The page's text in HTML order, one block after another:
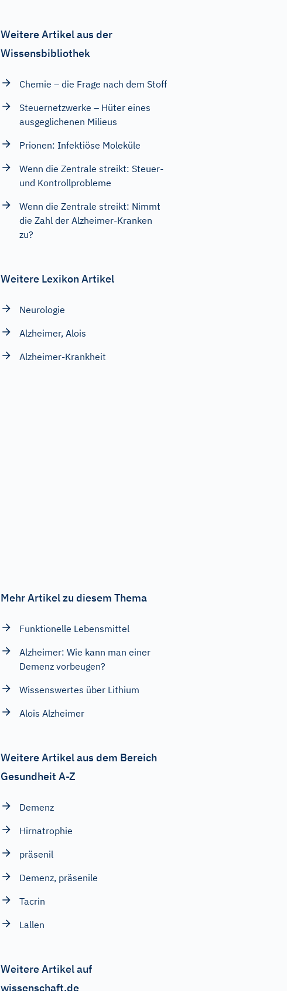
Weitere Artikel aus der
Wissensbibliothek
Chemie – die Frage nach dem Stoff
Steuernetzwerke – Hüter eines
ausgeglichenen Milieus
Prionen: Infektiöse Moleküle
Wenn die Zentrale streikt: Steuer-
und Kontrollprobleme
Wenn die Zentrale streikt: Nimmt
die Zahl der Alzheimer-Kranken
zu?
Weitere Lexikon Artikel
Neurologie
Alzheimer, Alois
Alzheimer-Krankheit
Mehr Artikel zu diesem Thema
Funktionelle Lebensmittel
Alzheimer: Wie kann man einer
Demenz vorbeugen?
Wissenswertes über Lithium
Alois Alzheimer
Weitere Artikel aus dem Bereich
Gesundheit A-Z
Demenz
Hirnatrophie
präsenil
Demenz, präsenile
Tacrin
Lallen
Weitere Artikel auf
wissenschaft.de